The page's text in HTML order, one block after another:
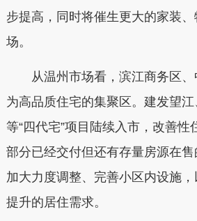
步提高，同时将催生更大的家装
场。
从温州市场看，滨江商务区、
为高品质住宅的集聚区。建发望
等“四代宅”项目陆续入市，改善性
部分已经交付但还有存量房源在
加大力度调整、完善小区内设施
提升的居住需求。